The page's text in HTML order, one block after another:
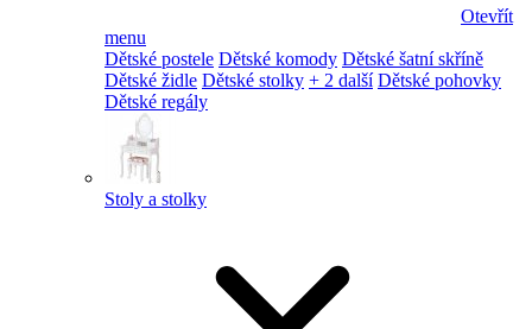
Otevřít
menu
Dětské postele Dětské komody Dětské šatní skříně
Dětské židle Dětské stolky + 2 další Dětské pohovky
Dětské regály
Stoly a stolky